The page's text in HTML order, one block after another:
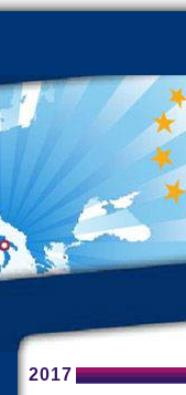
2017